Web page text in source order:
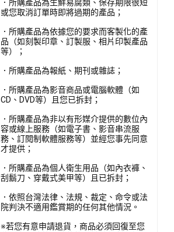
．所購產品為生鮮易腐類、保存期限很短
或您取消訂單時即將過期的產品；
．所購產品為依據您的要求而客製化的產
品（如刻製印章、訂製服、相片印製產品
等）；
．所購產品為報紙、期刊或雜誌；
．所購產品為影音商品或電腦軟體（如
CD、DVD等）且您已拆封；
．所購產品為非以有形媒介提供的數位內
容或線上服務（如電子書、影音串流服
務、訂閱制軟體服務等）並經您事先同意
才提供；
．所購產品為個人衛生用品（如內衣褲、
刮鬍刀、穿戴式美甲等）且已拆封；
．依照台灣法律、法規、裁定、命令或法
院判決不適用鑑賞期的任何其他情況。
※若您有意申請退貨，商品必須回復至您